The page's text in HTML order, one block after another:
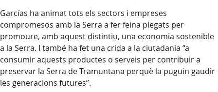
Garcías ha animat tots els sectors i empreses
compromesos amb la Serra a fer feina plegats per
promoure, amb aquest distintiu, una economia sostenible
a la Serra. I també ha fet una crida a la ciutadania “a
consumir aquests productes o serveis per contribuir a
preservar la Serra de Tramuntana perquè la puguin gaudir
les generacions futures”.